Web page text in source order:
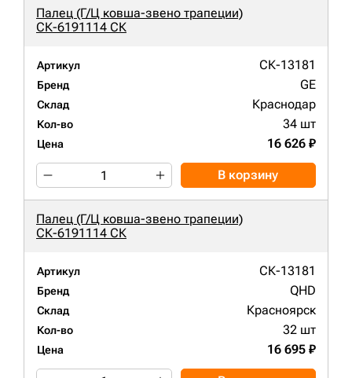
Палец (Г/Ц ковша-звено трапеции)
СК-6191114 СК
Артикул СК-13181
Бренд GE
Склад Краснодар
Кол-во 34 шт
Цена 16 626 ₽
В корзину
Палец (Г/Ц ковша-звено трапеции)
СК-6191114 СК
Артикул СК-13181
Бренд QHD
Склад Красноярск
Кол-во 32 шт
Цена 16 695 ₽